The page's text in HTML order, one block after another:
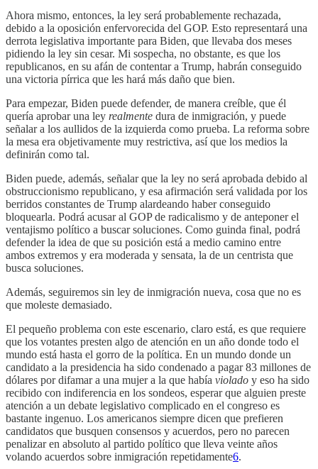
Ahora mismo, entonces, la ley será probablemente rechazada,
debido a la oposición enfervorecida del GOP. Esto representará una
derrota legislativa importante para Biden, que llevaba dos meses
pidiendo la ley sin cesar. Mi sospecha, no obstante, es que los
republicanos, en su afán de contentar a Trump, habrán conseguido
una victoria pírrica que les hará más daño que bien.
Para empezar, Biden puede defender, de manera creíble, que él
quería aprobar una ley realmente dura de inmigración, y puede
señalar a los aullidos de la izquierda como prueba. La reforma sobre
la mesa era objetivamente muy restrictiva, así que los medios la
definirán como tal.
Biden puede, además, señalar que la ley no será aprobada debido al
obstruccionismo republicano, y esa afirmación será validada por los
berridos constantes de Trump alardeando haber conseguido
bloquearla. Podrá acusar al GOP de radicalismo y de anteponer el
ventajismo político a buscar soluciones. Como guinda final, podrá
defender la idea de que su posición está a medio camino entre
ambos extremos y era moderada y sensata, la de un centrista que
busca soluciones.
Además, seguiremos sin ley de inmigración nueva, cosa que no es
que moleste demasiado.
El pequeño problema con este escenario, claro está, es que requiere
que los votantes presten algo de atención en un año donde todo el
mundo está hasta el gorro de la política. En un mundo donde un
candidato a la presidencia ha sido condenado a pagar 83 millones de
dólares por difamar a una mujer a la que había violado y eso ha sido
recibido con indiferencia en los sondeos, esperar que alguien preste
atención a un debate legislativo complicado en el congreso es
bastante ingenuo. Los americanos siempre dicen que prefieren
candidatos que busquen consensos y acuerdos, pero no parecen
penalizar en absoluto al partido político que lleva veinte años
volando acuerdos sobre inmigración repetidamente6.